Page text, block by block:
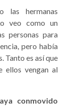
las hermanas
veo como un
personas para
pero había
Tanto es así que
ellos vengan al
conmovido